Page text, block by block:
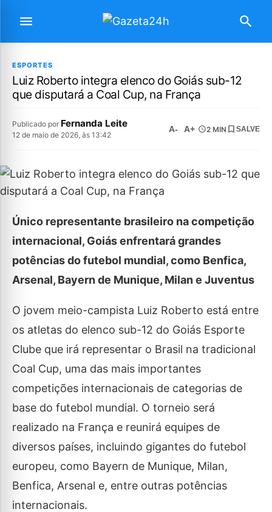
ESPORTES
Luiz Roberto integra elenco do Goiás sub-12
que disputará a Coal Cup, na França
Publicado por Fernanda Leite
12 de maio de 2026, às 13:42
A- A+ 2 MIN SALVE
Único representante brasileiro na competição
internacional, Goiás enfrentará grandes
potências do futebol mundial, como Benfica,
Arsenal, Bayern de Munique, Milan e Juventus
O jovem meio-campista Luiz Roberto está entre
os atletas do elenco sub-12 do Goiás Esporte
Clube que irá representar o Brasil na tradicional
Coal Cup, uma das mais importantes
competições internacionais de categorias de
base do futebol mundial. O torneio será
realizado na França e reunirá equipes de
diversos países, incluindo gigantes do futebol
europeu, como Bayern de Munique, Milan,
Benfica, Arsenal e, entre outras potências
internacionais.